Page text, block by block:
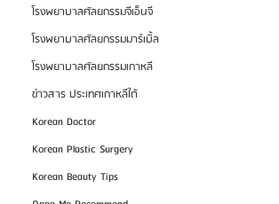
โรงพยาบาลศัลยกรรมจีเอ็นจี
โรงพยาบาลศัลยกรรมมาร์เบิ้ล
โรงพยาบาลศัลยกรรมเกาหลี
ข่าวสาร ประเทศเกาหลีใต้
Korean Doctor
Korean Plastic Surgery
Korean Beauty Tips